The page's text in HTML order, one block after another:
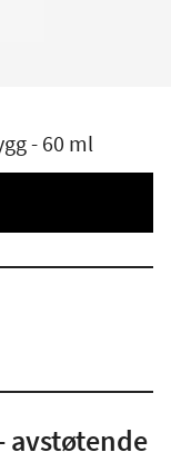
- 60 ml
avstøtende